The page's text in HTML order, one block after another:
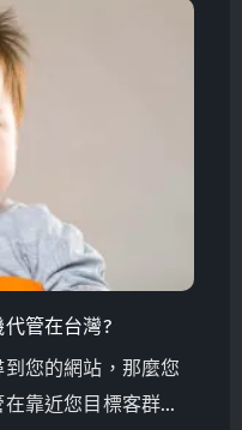
管在台灣?
您的網站，那麼您
靠近您目標客群的